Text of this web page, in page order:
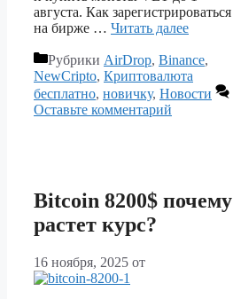
августа. Как зарегистрироваться
на бирже … Читать далее
Рубрики AirDrop, Binance,
NewCripto, Криптовалюта
бесплатно, новичку, Новости
Оставьте комментарий
Bitcoin 8200$ почему
растет курс?
16 ноября, 2025 от